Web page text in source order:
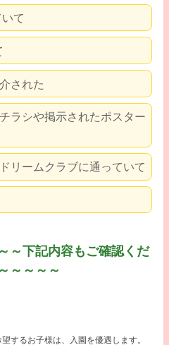
て
された
ラシや掲示されたポスター
リームクラブに通っていて
～下記内容もご確認くだ
～～～～
するお子様は、入園を優遇します。